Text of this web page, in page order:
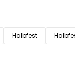
Halbfest